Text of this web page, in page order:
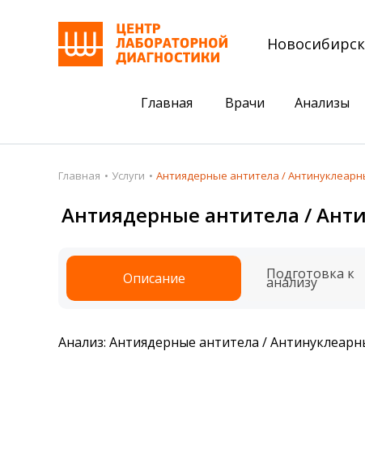
Новосибирск
Главная Врачи Анализы
Пациентам
Акции
Подготовка к анализам
Получить результаты
Налоговый вычет
Акции
Комплексный
Сдать клеща на
Главная Услуги Антиядерные антитела /
Антиядерные антитела /
Описание Подготовка к
анализу
Анализ: Антиядерные антитела /